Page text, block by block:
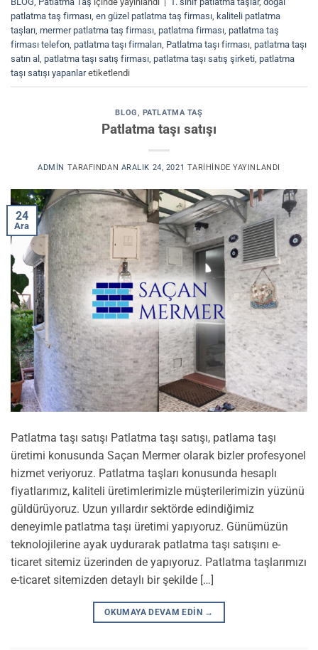
patlatma taş firması, en güzel patlatma taş firması, kaliteli patlatma
taşları, mermer patlatma taş firması, patlatma firması, patlatma taş
firması telefon, patlatma taşı firmaları, Patlatma taşı firması, patlatma taşı
satın al , patlatma taşı satış firması, patlatma taşı satış şirketi, patlatma
taşı satışı yapanlaretiketlendi
BLOG, PATLATMA TAŞ
Patlatma taşı satışı
ADMIN TARAFINDAN ARALIK 24, 2021 TARIHINDE YAYINLANDI
24
Ara
Patlatma taşı satışı Patlatma taşı satışı, patlama taşı
üretimi konusunda Saçan Mermer olarak bizler profesyonel
hizmet veriyoruz. Patlatma taşları konusunda hesaplı
fiyatlarımız, kaliteli üretimlerimizle müşterilerimizin yüzünü
güldürüyoruz. Uzun yıllardır sektörde edindiğimiz
deneyimle patlatma taşı üretimi yapıyoruz. Günümüzün
teknolojilerine ayak uydurarak patlatma taşı satışını e-
ticaret sitemiz üzerinden de yapıyoruz. Patlatma taşlarımızı
e-ticaret sitemizden detaylı bir şekilde […]
OKUMAYA DEVAM EDIN →